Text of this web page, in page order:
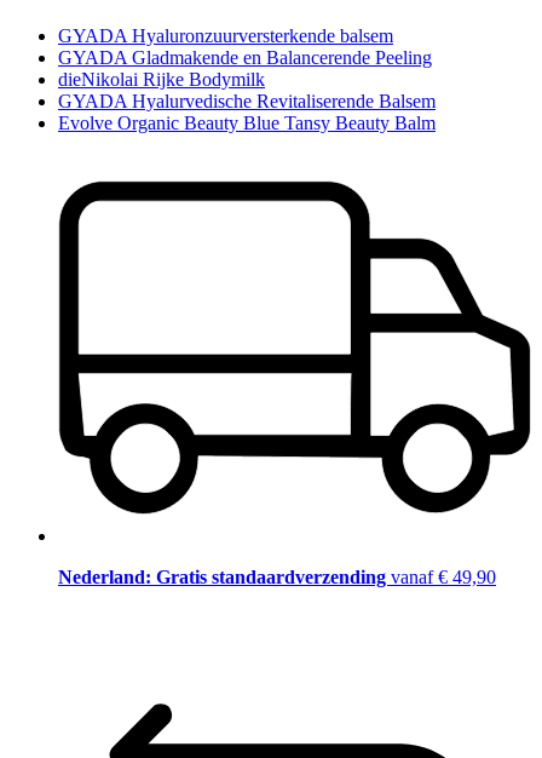
GYADA Hyaluronzuurversterkende balsem
GYADA Gladmakende en Balancerende Peeling
dieNikolai Rijke Bodymilk
GYADA Hyalurvedische Revitaliserende Balsem
Evolve Organic Beauty Blue Tansy Beauty Balm
Nederland: Gratis standaardverzending vanaf € 49,90